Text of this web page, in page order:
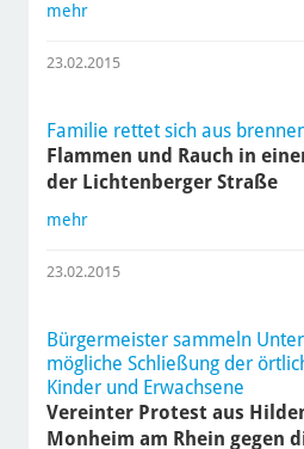
mehr
23.02.2015
Familie rettet sich aus
Flammen und Rauch in
der Lichtenberger Straße
mehr
23.02.2015
Bürgermeister sammeln
mögliche Schließung der
Kinder und Erwachsene
Vereinter Protest aus
Monheim am Rhein gegen